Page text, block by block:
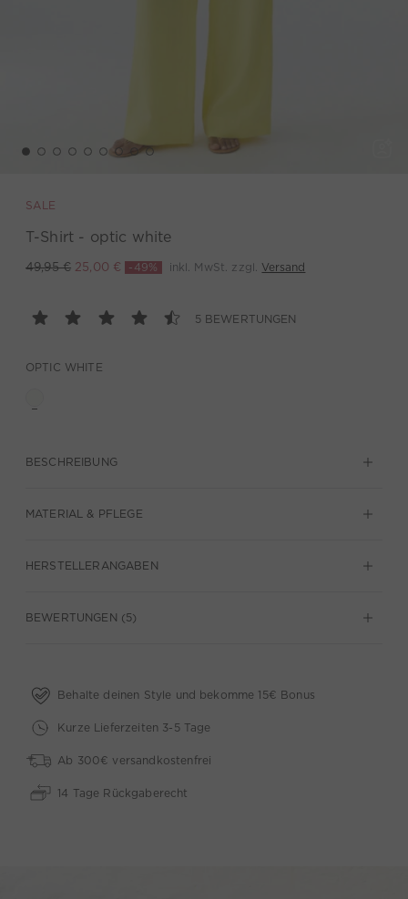
SALE
T-Shirt - optic white
49,95 € 25,00 € -49% inkl. MwSt. zzgl. Versand
5 BEWERTUNGEN
OPTIC WHITE
BESCHREIBUNG
MATERIAL & PFLEGE
HERSTELLERANGABEN
BEWERTUNGEN (5)
Behalte deinen Style und bekomme 15€ Bonus
Kurze Lieferzeiten 3-5 Tage
Ab 300€ versandkostenfrei
14 Tage Rückgaberecht